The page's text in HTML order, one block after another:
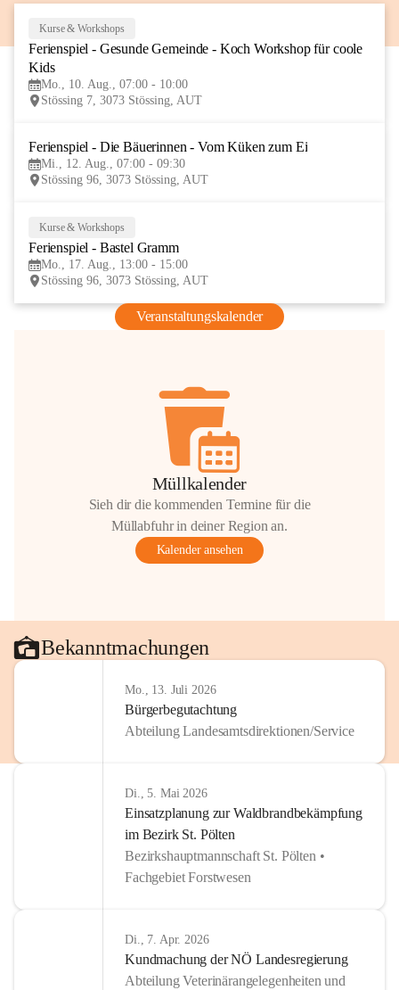
AUG
Kurse & Workshops
Ferienspiel - Gesunde Gemeinde - Koch Workshop für coole
Kids
Mo., 10. Aug., 07:00 - 10:00
Stössing 7, 3073 Stössing, AUT
Ferienspiel - Die Bäuerinnen - Vom Küken zum Ei
Mi., 12. Aug., 07:00 - 09:30
Stössing 96, 3073 Stössing, AUT
Kurse & Workshops
Ferienspiel - Bastel Gramm
Mo., 17. Aug., 13:00 - 15:00
Stössing 96, 3073 Stössing, AUT
Veranstaltungskalender
Müllkalender
Sieh dir die kommenden Termine für die
Müllabfuhr in deiner Region an.
Kalender ansehen
Bekanntmachungen
Mo., 13. Juli 2026
Bürgerbegutachtung
Abteilung Landesamtsdirektionen/Service
Di., 5. Mai 2026
Einsatzplanung zur Waldbrandbekämpfung
im Bezirk St. Pölten
Bezirkshauptmannschaft St. Pölten •
Fachgebiet Forstwesen
Di., 7. Apr. 2026
Kundmachung der NÖ Landesregierung
Abteilung Veterinärangelegenheiten und